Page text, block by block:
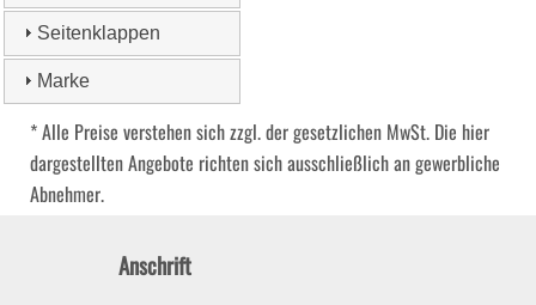
Seitenklappen
Marke
* Alle Preise verstehen sich zzgl. der gesetzlichen MwSt. Die hier
dargestellten Angebote richten sich ausschließlich an gewerbliche
Abnehmer.
Anschrift